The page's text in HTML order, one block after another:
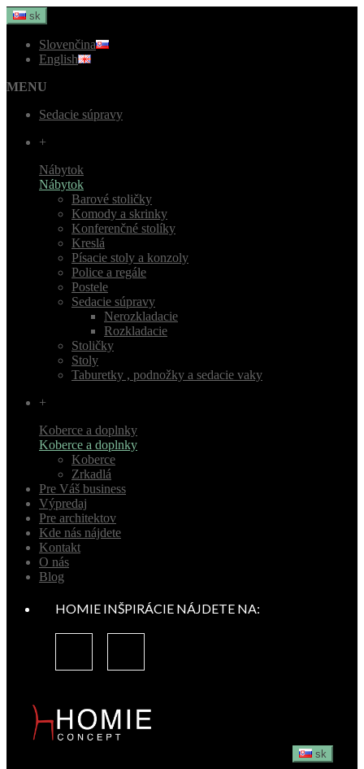
sk
Slovenčina
English
MENU
Sedacie súpravy
+
Nábytok
Nábytok
Barové stoličky
Komody a skrinky
Konferenčné stolíky
Kreslá
Písacie stoly a konzoly
Police a regále
Postele
Sedacie súpravy
Nerozkladacie
Rozkladacie
Stoličky
Stoly
Taburetky , podnožky a sedacie vaky
+
Koberce a doplnky
Koberce a doplnky
Koberce
Zrkadlá
Pre Váš business
Výpredaj
Pre architektov
Kde nás nájdete
Kontakt
O nás
Blog
HOMIE INŠPIRÁCIE NÁJDETE NA:
sk